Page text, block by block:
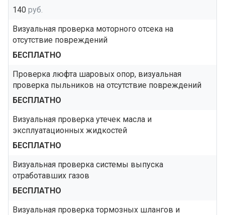
140 руб.
Визуальная проверка моторного отсека на
отсутствие повреждений
БЕСПЛАТНО
Проверка люфта шаровых опор, визуальная
проверка пыльников на отсутствие повреждений
БЕСПЛАТНО
Визуальная проверка утечек масла и
эксплуатационных жидкостей
БЕСПЛАТНО
Визуальная проверка системы выпуска
отработавших газов
БЕСПЛАТНО
Визуальная проверка тормозных шлангов и